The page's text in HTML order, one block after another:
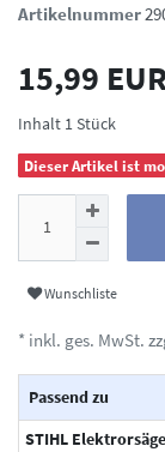
Artikelnummer
15,99
Inhalt 1 Stück
Dieser Artikel ist
Wunschliste
* inkl. ges. MwSt.
Passend zu
STIHL